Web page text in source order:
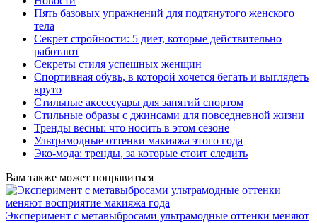
Пять базовых упражнений для подтянутого женского
тела
Секрет стройности: 5 диет, которые действительно
работают
Секреты стиля успешных женщин
Спортивная обувь, в которой хочется бегать и выглядеть
круто
Стильные аксессуары для занятий спортом
Стильные образы с джинсами для повседневной жизни
Тренды весны: что носить в этом сезоне
Ультрамодные оттенки макияжа этого года
Эко-мода: тренды, за которые стоит следить
Вам также может понравиться
Эксперимент с метавыбросами ультрамодные оттенки меняют